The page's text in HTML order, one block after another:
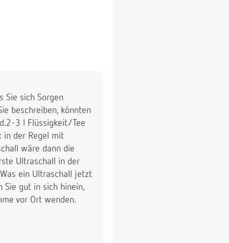
Sie sich Sorgen
beschreiben, könnten
3 l Flüssigkeit/Tee
in der Regel mit
wäre dann die
Ultraschall in der
ein Ultraschall jetzt
Sie gut in sich hinein,
vor Ort wenden.